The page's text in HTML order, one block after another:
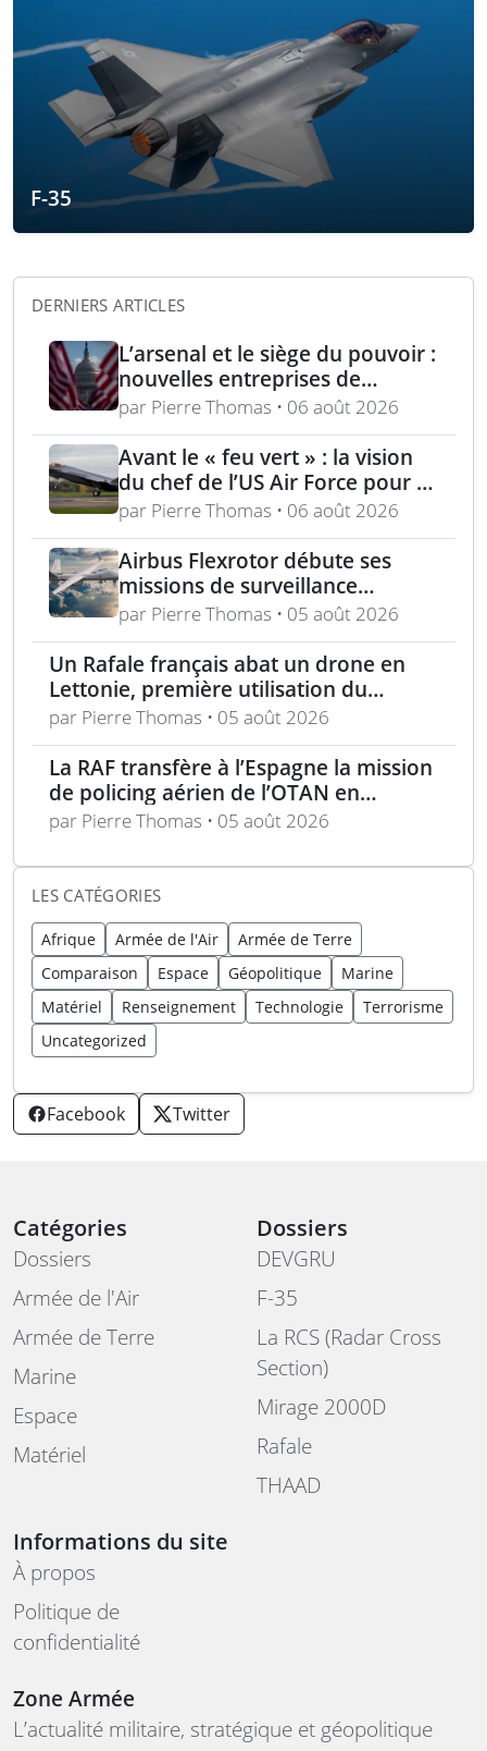
F-35
DERNIERS ARTICLES
L’arsenal et le siège du pouvoir :
nouvelles entreprises de
défense, capital-risque et
politique industrielle des États
par Pierre Thomas • 06 août 2026
Avant le « feu vert » : la vision
du chef de l’US Air Force pour la
puissance aérienne alliée passe
par la langue, la culture et
l’expertise régionale
par Pierre Thomas • 06 août 2026
Airbus Flexrotor débute ses
missions de surveillance
maritime dans la région
baltique
par Pierre Thomas • 05 août 2026
Un Rafale français abat un drone en
Lettonie, première utilisation du
missile MICA dans les Balkans
par Pierre Thomas • 05 août 2026
La RAF transfère à l’Espagne la mission
de policing aérien de l’OTAN en
Roumanie
par Pierre Thomas • 05 août 2026
LES CATÉGORIES
Afrique Armée de l'Air
Armée de Terre
Comparaison
Espace Géopolitique
Marine
Matériel
Renseignement Technologie
Terrorisme
Uncategorized
Facebook Twitter
Catégories
Dossiers
Armée de l'Air
Armée de Terre
Marine
Espace
Matériel
Dossiers
DEVGRU
F-35
La RCS (Radar Cross
Section)
Mirage 2000D
Rafale
THAAD
Informations du site
À propos
Politique de
confidentialité
Zone Armée
L’actualité militaire, stratégique et géopolitique